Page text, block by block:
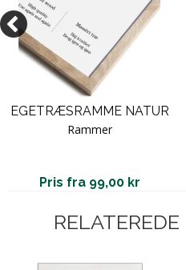
EGETRÆSRAMME NATUR
Rammer
Pris fra 99,00 kr